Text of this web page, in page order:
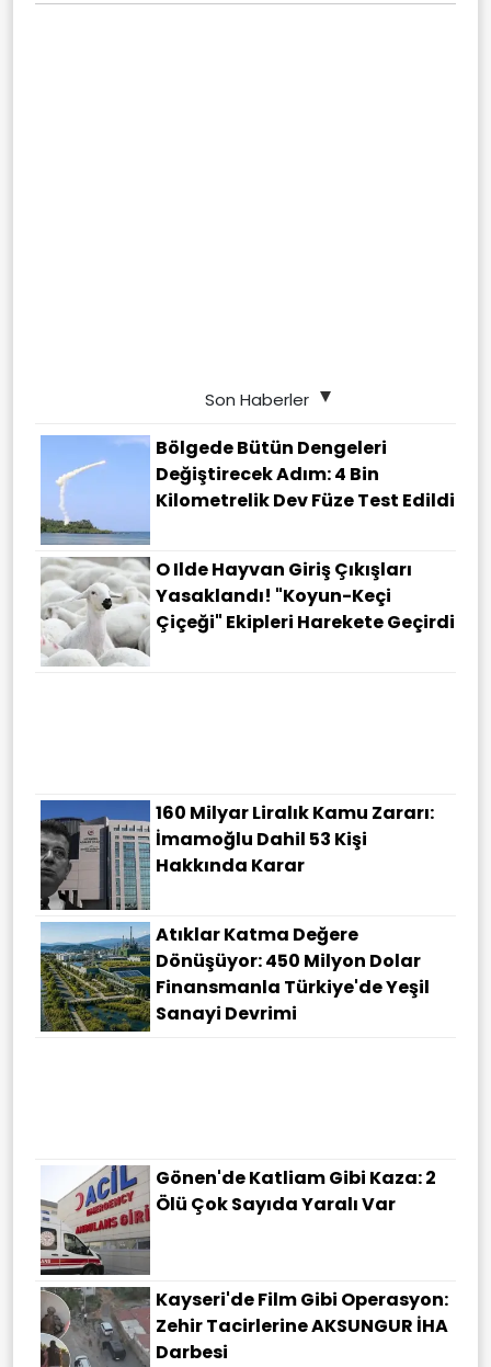
Son Haberler
Bölgede Bütün Dengeleri
Değiştirecek Adım: 4 Bin
Kilometrelik Dev Füze Test Edildi
O Ilde Hayvan Giriş Çıkışları
Yasaklandı! "Koyun-Keçi
Çiçeği" Ekipleri Harekete Geçirdi
160 Milyar Liralık Kamu Zararı:
İmamoğlu Dahil 53 Kişi
Hakkında Karar
Atıklar Katma Değere
Dönüşüyor: 450 Milyon Dolar
Finansmanla Türkiye'de Yeşil
Sanayi Devrimi
Gönen'de Katliam Gibi Kaza: 2
Ölü Çok Sayıda Yaralı Var
Kayseri'de Film Gibi Operasyon:
Zehir Tacirlerine AKSUNGUR İHA
Darbesi